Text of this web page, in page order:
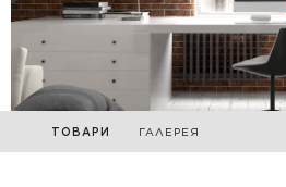
ТОВАРИ ГАЛЕРЕЯ